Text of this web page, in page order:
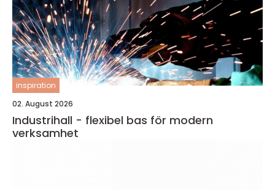
inspiration
02. August 2026
Industrihall - flexibel bas för modern
verksamhet